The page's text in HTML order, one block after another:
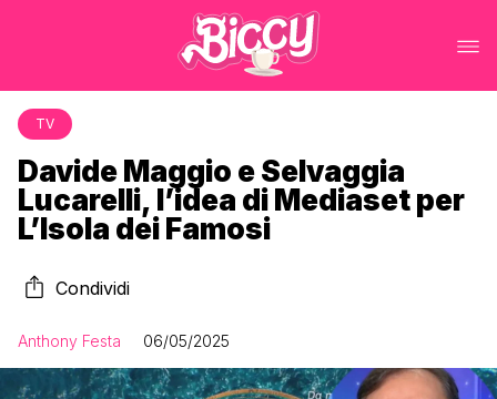
TV
Davide Maggio e Selvaggia
Lucarelli, l’idea di Mediaset per
L’Isola dei Famosi
Condividi
Anthony Festa 06/05/2025